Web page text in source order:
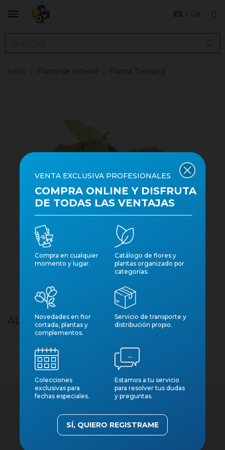
ES CA
Inicio Planta de Interior Planta Trending
ALOCASIA M14 PLATINUM
VENTA EXCLUSIVA PROFESIONALES
COMPRA ONLINE Y DISFRUTA
DE TODAS LAS VENTAJAS
Compra en cualquier
momento y lugar.
Catálogo de flores y
plantas organizado por
categorías.
Novedades en flor
cortada, plantas y
complementos.
Servicio de transporte y
distribución propio.
Colecciones
exclusivas para
fechas especiales.
Estamos a tu servicio
para resolver tus dudas
y preguntas.
SÍ, QUIERO REGISTRAME